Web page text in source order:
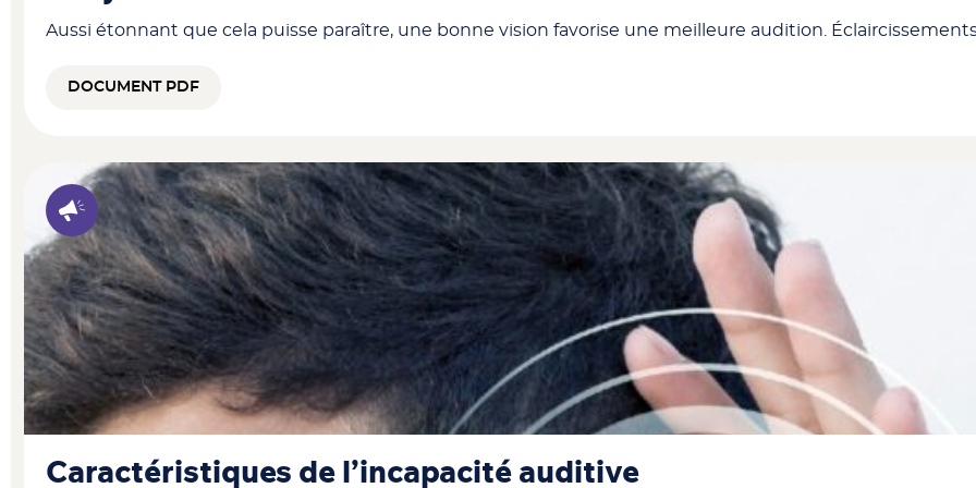
Aussi étonnant que cela puisse paraître, une bonne vision favorise une meilleure audition.
DOCUMENT PDF
Caractéristiques de l’incapacité auditive